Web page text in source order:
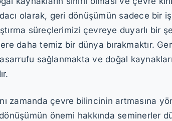
olarak, geri dönüşümün sadece bir
süreçlerimizi çevreye duyarlı bir
daha temiz bir dünya bırakmaktır.
sağlanmakta ve doğal
zamanda çevre bilincinin artmasına
önemi hakkında seminerler